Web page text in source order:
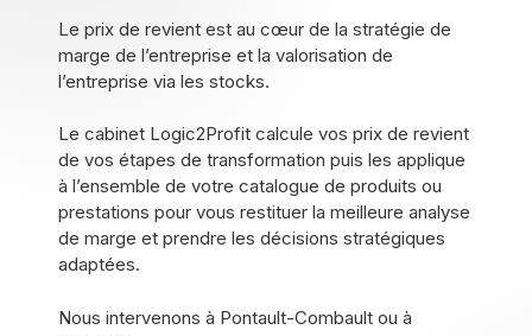
Le prix de revient est au cœur de la stratégie de
marge de l’entreprise et la valorisation de
l’entreprise via les stocks.
Le cabinet Logic2Profit calcule vos prix de revient
de vos étapes de transformation puis les applique
à l’ensemble de votre catalogue de produits ou
prestations pour vous restituer la meilleure analyse
de marge et prendre les décisions stratégiques
adaptées.
Nous intervenons à Pontault-Combault ou à